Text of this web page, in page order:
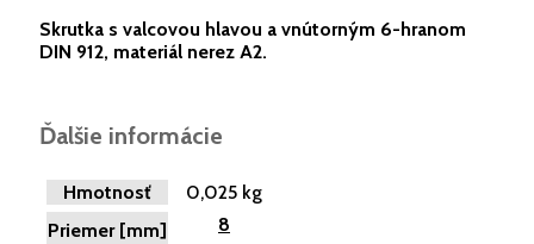
Skrutka s valcovou hlavou a vnútorným 6-hranom
DIN 912, materiál nerez A2.
Ďalšie informácie
Hmotnosť
0,025 kg
Priemer [mm]
8